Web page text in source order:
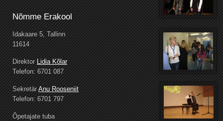
Nõmme Erakool
Idakaare 5, Tallinn
11614
DirektorLidia Kõlar
Telefon: 6701 087
SekretärAnu Rooseniit
Telefon: 6701 797
Õpetajate tuba